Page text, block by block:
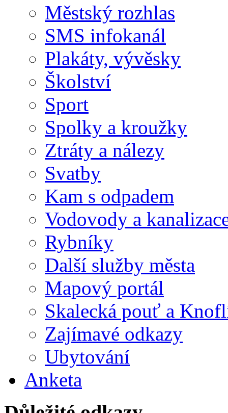
Městský rozhlas
SMS infokanál
Plakáty, vývěsky
Školství
Sport
Spolky a kroužky
Ztráty a nálezy
Svatby
Kam s odpadem
Vodovody a
Rybníky
Další služby města
Mapový portál
Skalecká pouť a
Zajímavé odkazy
Ubytování
Anketa